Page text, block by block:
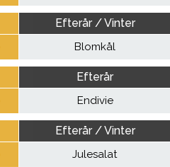
Efterår / Vinter
Blomkål
Efterår
Endivie
Efterår / Vinter
Julesalat